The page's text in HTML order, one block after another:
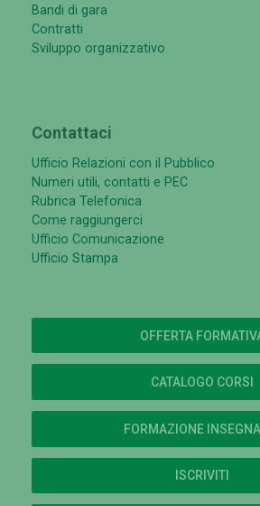
Bandi di gara
Contratti
Sviluppo organizzativo
Contattaci
Ufficio Relazioni con il Pubblico
Numeri utili, contatti e PEC
Rubrica Telefonica
Come raggiungerci
Ufficio Comunicazione
Ufficio Stampa
OFFERTA
CATALOGO CORSI
FORMAZIONE
ISCRIVITI